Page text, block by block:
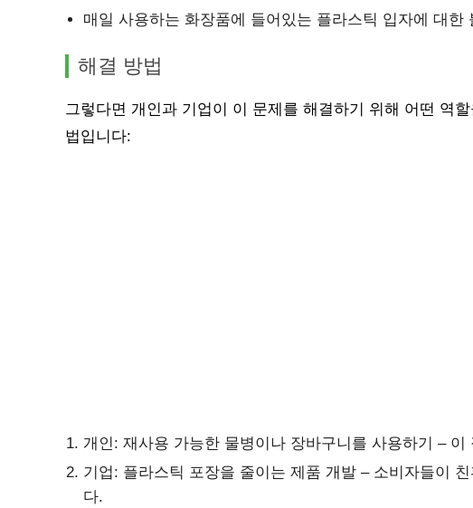
매일 사용하는 화장품에 들어있는 플라스틱 입자에 대한
해결 방법
그렇다면 개인과 기업이 이 문제를 해결하기 위해 어떤 역
법입니다:
개인: 재사용 가능한 물병이나 장바구니를 사용하기 –
기업: 플라스틱 포장을 줄이는 제품 개발 – 소비자들이
다.